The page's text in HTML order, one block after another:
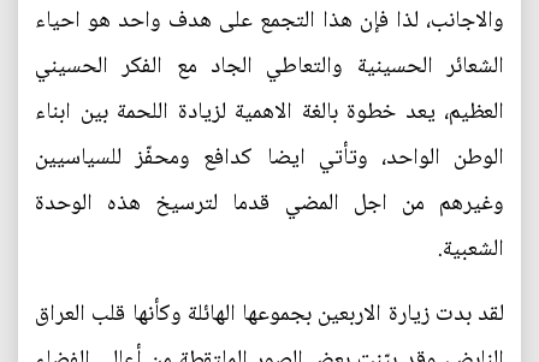
والاجانب، لذا فإن هذا التجمع على هدف واحد هو احياء
الشعائر الحسينية والتعاطي الجاد مع الفكر الحسيني
العظيم، يعد خطوة بالغة الاهمية لزيادة اللحمة بين ابناء
الوطن الواحد، وتأتي ايضا كدافع ومحفّز للسياسيين
وغيرهم من اجل المضي قدما لترسيخ هذه الوحدة
الشعبية.
لقد بدت زيارة الاربعين بجموعها الهائلة وكأنها قلب العراق